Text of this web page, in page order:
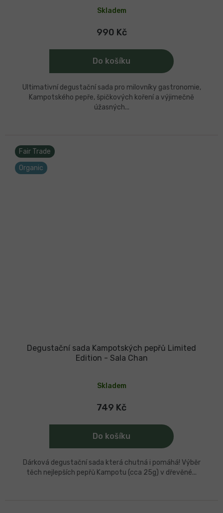
Skladem
990 Kč
Do košíku
Ultimativní degustační sada pro milovníky gastronomie,
Kampotského pepře, špičkových koření a výjimečně
úžasných...
Fair Trade
Organic
Degustační sada Kampotských pepřů Limited
Edition - Sala Chan
hodnocení
produktu
5,0
Skladem
749 Kč
Do košíku
Dárková degustační sada která chutná i pomáhá! Výběr
těch nejlepších pepřů Kampotu (cca 25g) v dřevěné...